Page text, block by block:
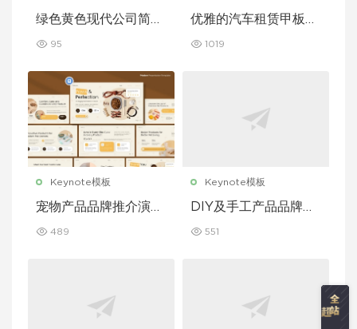
绿色黄色现代公司简介
95
优雅的汽车租赁甲板主
1019
Keynote模板
宠物产品品牌推介演示
e 模板
489
Keynote模板
DIY及手工产品品牌推
eynote 模板
551